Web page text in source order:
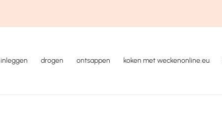
inleggen drogen ontsappen koken met weckenonline.eu